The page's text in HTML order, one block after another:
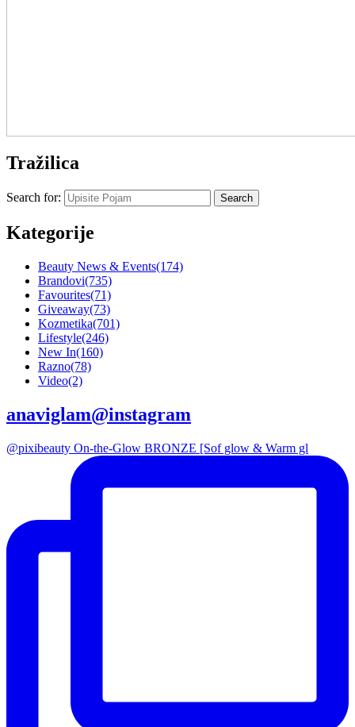
Tražilica
Search for:
Kategorije
Beauty News & Events(174)
Brandovi(735)
Favourites(71)
Giveaway(73)
Kozmetika(701)
Lifestyle(246)
New In(160)
Razno(78)
Video(2)
anaviglam@instagram
@pixibeauty On-the-Glow BRONZE [Sof glow & Warm gl